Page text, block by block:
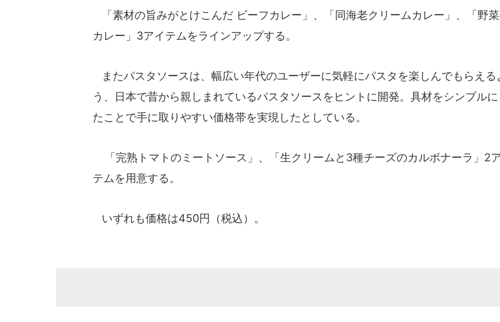
「素材の旨みがとけこんだ ビーフカレー」、「同海老クリームカレー」、「野
カレー」3アイテムをラインアップする。
またパスタソースは、幅広い年代のユーザーに気軽にパスタを楽しんでもらえる
う、日本で昔から親しまれているパスタソースをヒントに開発。具材をシンプルに
たことで手に取りやすい価格帯を実現したとしている。
「完熟トマトのミートソース」、「生クリームと3種チーズのカルボナーラ」2
テムを用意する。
いずれも価格は450円（税込）。